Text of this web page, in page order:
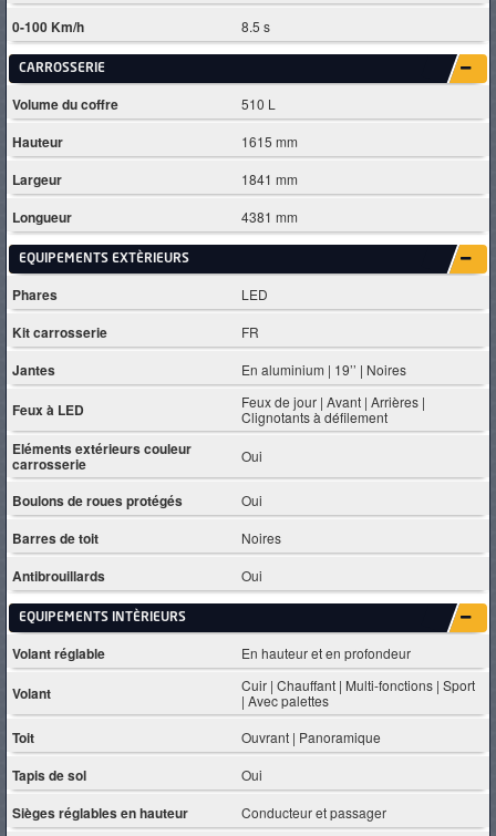
0-100 Km/h 8.5 s
CARROSSERIE
Volume du coffre 510 L
Hauteur 1615 mm
Largeur 1841 mm
Longueur 4381 mm
EQUIPEMENTS EXTÈRIEURS
Phares LED
Kit carrosserie FR
Jantes En aluminium | 19’’ | Noires
Feux à LED
Feux de jour | Avant | Arrières |
Clignotants à défilement
Eléments extérieurs couleur
carrosserie Oui
Boulons de roues protégés Oui
Barres de toit Noires
Antibrouillards Oui
EQUIPEMENTS INTÈRIEURS
Volant réglable En hauteur et en profondeur
Volant
Cuir | Chauffant | Multi-fonctions | Sport
| Avec palettes
Toit Ouvrant | Panoramique
Tapis de sol Oui
Sièges réglables en hauteur
Conducteur et passager